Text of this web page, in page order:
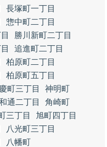
長塚町一丁目
惣中町二丁目
勝川新町二丁目
追進町二丁目
柏原町二丁目
柏原町五丁目
町三丁目
神明町
通二丁目
角崎町
三丁目
旭町四丁目
八光町三丁目
八幡町